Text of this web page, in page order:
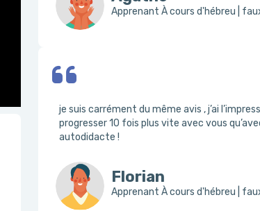
Apprenant À cours d'hébreu |
je suis carrément du même avis , j’ai
progresser 10 fois plus vite avec vous
autodidacte !
Florian
Apprenant À cours d'hébreu |